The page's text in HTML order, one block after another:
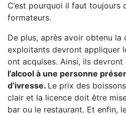
C’est pourquoi il faut toujours
formateurs.
De plus, après avoir obtenu
exploitants devront appliquer
ont acquises. Ainsi, ils devront
l’alcool à une personne
d’ivresse. Le prix des
clair et la licence doit être
bar ou le restaurant. Et enfin,